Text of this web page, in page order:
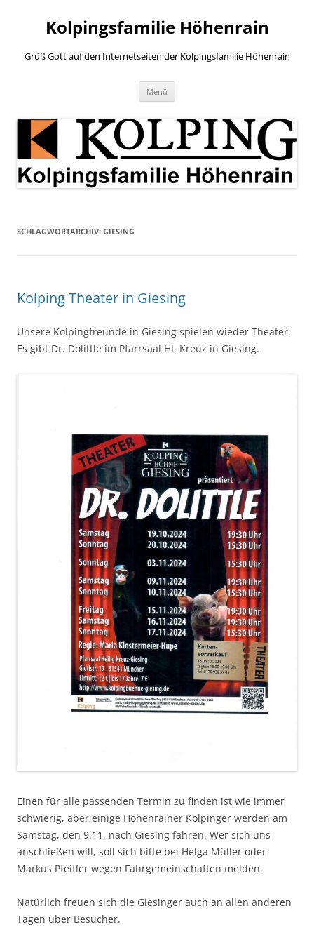
springenKolpingsfamilie Höhenrain
Grüß Gott auf den Internetseiten der Kolpingsfamilie Höhenrain
Menü
SCHLAGWORTARCHIV: GIESING
Kolping Theater in Giesing
Unsere Kolpingfreunde in Giesing spielen wieder Theater.
Es gibt Dr. Dolittle im Pfarrsaal Hl. Kreuz in Giesing.
Einen für alle passenden Termin zu finden ist wie immer
schwierig, aber einige Höhenrainer Kolpinger werden am
Samstag, den 9.11. nach Giesing fahren. Wer sich uns
anschließen will, soll sich bitte bei Helga Müller oder
Markus Pfeiffer wegen Fahrgemeinschaften melden.
Natürlich freuen sich die Giesinger auch an allen anderen
Tagen über Besucher.